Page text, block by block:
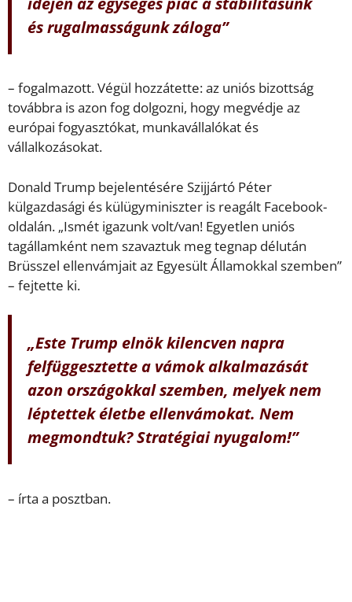
és rugalmasságunk záloga”
– fogalmazott. Végül hozzátette: az uniós bizottság
továbbra is azon fog dolgozni, hogy megvédje az
európai fogyasztókat, munkavállalókat és
vállalkozásokat.
Donald Trump bejelentésére Szijjártó Péter
külgazdasági és külügyminiszter is reagált Facebook-
oldalán. „Ismét igazunk volt/van! Egyetlen uniós
tagállamként nem szavaztuk meg tegnap délután
Brüsszel ellenvámjait az Egyesült Államokkal szemben”
– fejtette ki.
„Este Trump elnök kilencven napra
felfüggesztette a vámok alkalmazását
azon országokkal szemben, melyek nem
léptettek életbe ellenvámokat. Nem
megmondtuk? Stratégiai nyugalom!”
– írta a posztban.